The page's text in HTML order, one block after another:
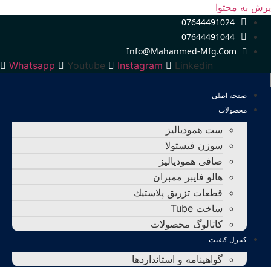
پرش به محتوا
07644491024
07644491044
Info@mahanmed-Mfg.com
Whatsapp Youtube Instagram Linkedin
صفحه اصلی
محصولات
ست همودیالیز
سوزن فیستولا
صافی همودیالیز
هالو فایبر ممبران
قطعات تزريق پلاستيك
ساخت Tube
کاتالوگ محصولات
کنترل کیفیت
گواهينامه و استانداردها